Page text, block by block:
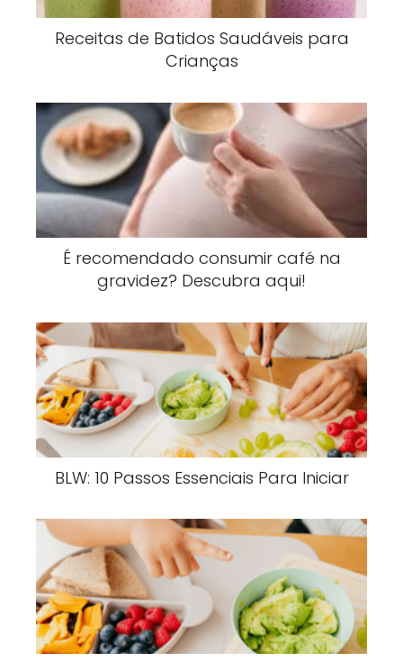
Receitas de Batidos Saudáveis para
Crianças
É recomendado consumir café na
gravidez? Descubra aqui!
BLW: 10 Passos Essenciais Para Iniciar